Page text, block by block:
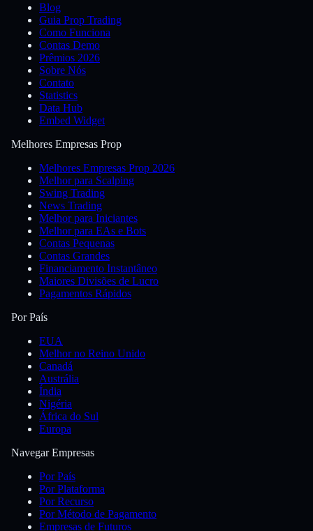
Blog
Guia Prop Trading
Como Funciona
Contas Demo
Prêmios 2026
Sobre Nós
Contato
Statistics
Data Hub
Embed Widget
Melhores Empresas Prop
Melhores Empresas Prop 2026
Melhor para Scalping
Swing Trading
News Trading
Melhor para Iniciantes
Melhor para EAs e Bots
Contas Pequenas
Contas Grandes
Financiamento Instantâneo
Maiores Divisões de Lucro
Pagamentos Rápidos
Por País
EUA
Melhor no Reino Unido
Canadá
Austrália
Índia
Nigéria
África do Sul
Europa
Navegar Empresas
Por País
Por Plataforma
Por Recurso
Por Método de Pagamento
Empresas de Futuros